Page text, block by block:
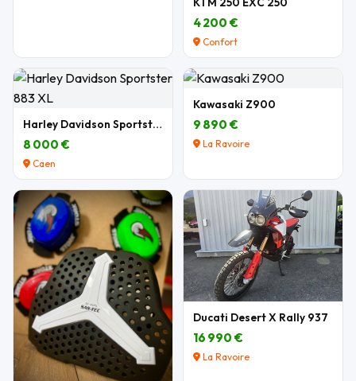
4 200 €
Confort
Harley Davidson Sportster 883 XL
8 000 €
Caen
Kawasaki Z900
9 890 €
La Ravoire
Ducati Desert X Rally 937
16 990 €
La Ravoire